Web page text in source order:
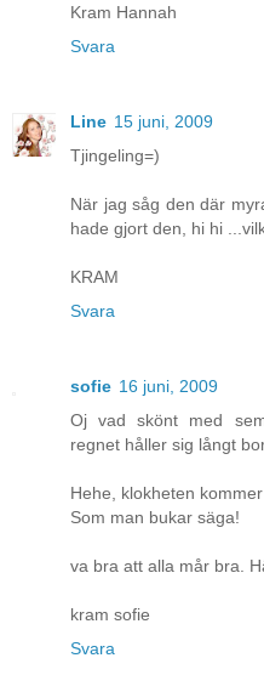
Kram Hannah
Svara
Line 15 juni, 2009
Tjingeling=)
När jag såg den där
hade gjort den, hi hi
KRAM
Svara
sofie 16 juni, 2009
Oj vad skönt med
regnet håller sig långt
Hehe, klokheten
Som man bukar säga!
va bra att alla mår bra.
kram sofie
Svara